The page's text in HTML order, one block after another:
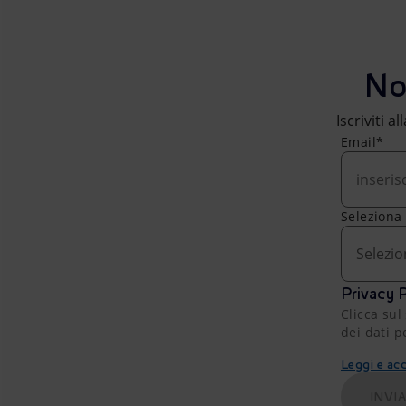
Iscriviti
Email*
Privacy
Clicca
dei dati
Leggi e